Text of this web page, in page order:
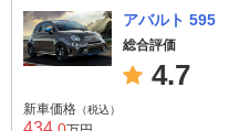
アバルト 595
総合評価
4.7
新車価格 （税込）